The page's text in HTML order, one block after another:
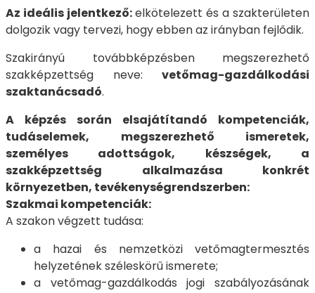
Az ideális jelentkező:elkötelezett és a szakterületen
dolgozik vagy tervezi, hogy ebben az irányban fejlődik.
Szakirányú továbbképzésben megszerezhető
szakképzettség neve: vetőmag-gazdálkodási
szaktanácsadó.
A képzés során elsajátítandó kompetenciák,
tudáselemek, megszerezhető ismeretek,
személyes adottságok, készségek, a
szakképzettség alkalmazása konkrét
környezetben, tevékenységrendszerben:
Szakmai kompetenciák:
A szakon végzett tudása:
a hazai és nemzetközi vetőmagtermesztés
helyzetének széleskörű ismerete;
a vetőmag-gazdálkodás jogi szabályozásának